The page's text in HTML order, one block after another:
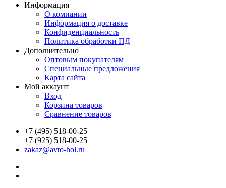
Информация
О компании
Информация о доставке
Конфиденциальность
Политика обработки ПД
Дополнительно
Оптовым покупателям
Специальные предложения
Карта сайта
Мой аккаунт
Вход
Корзина товаров
Сравнение товаров
+7 (495) 518-00-25
+7 (925) 518-00-25
zakaz@avto-hol.ru